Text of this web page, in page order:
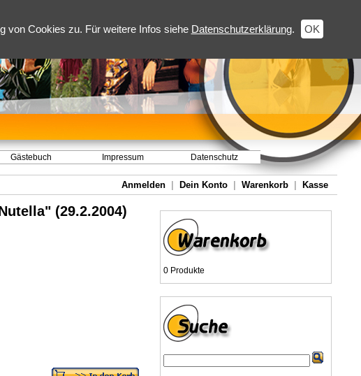
von Cookies zu. Für weitere Infos siehe Datenschutzerklärung. OK
Gästebuch Impressum Datenschutz
Anmelden Dein Konto Warenkorb Kasse
(29.2.2004)
0 Produkte